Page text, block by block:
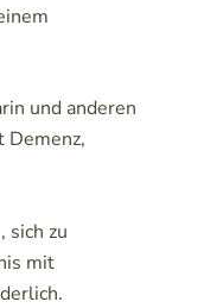
und anderen
Demenz,
sich zu
mit